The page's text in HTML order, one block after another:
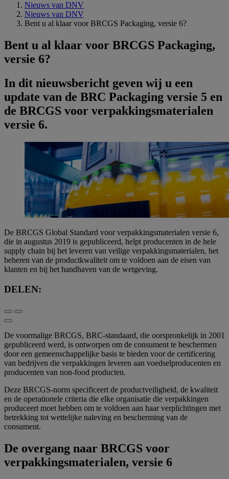
Nieuws van DNV
Nieuws van DNV
Bent u al klaar voor BRCGS Packaging, versie 6?
Bent u al klaar voor BRCGS Packaging,
versie 6?
In dit nieuwsbericht geven wij u een
update van de BRC Packaging versie 5 en
de BRCGS voor verpakkingsmaterialen
versie 6.
De BRCGS Global Standard voor verpakkingsmaterialen versie 6,
die in augustus 2019 is gepubliceerd, helpt producenten in de hele
supply chain bij het leveren van veilige verpakkingsmaterialen, het
beheren van de productkwaliteit om te voldoen aan de eisen van
klanten en bij het handhaven van de wetgeving.
DELEN:
De voormalige BRCGS, BRC-standaard, die oorspronkelijk in 2001
gepubliceerd werd, is ontworpen om de consument te beschermen
door een gemeenschappelijke basis te bieden voor de certificering
van bedrijven die verpakkingen leveren aan voedselproducenten en
producenten van non-food producten.
Deze BRCGS-norm specificeert de productveiligheid, de kwaliteit
en de operationele criteria die elke organisatie die verpakkingen
produceert moet hebben om te voldoen aan haar verplichtingen met
betrekking tot wettelijke naleving en bescherming van de
consument.
De overgang naar BRCGS voor
verpakkingsmaterialen, versie 6